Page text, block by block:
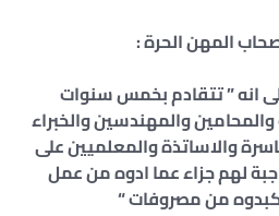
المهن الحرة :
مدني على انه ” تتقادم بخمس سنوات
والمهندسين والخبراء
والاساتذة والمعلميين على
لهم جزاء عما ادوه من عمل
من مصروفات “